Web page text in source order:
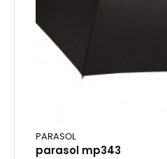
PARASOL
parasol mp343